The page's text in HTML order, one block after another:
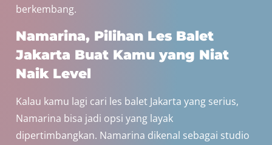
berkembang.
Namarina, Pilihan Les Balet
Jakarta Buat Kamu yang Niat
Naik Level
Kalau kamu lagi cari les balet Jakarta yang serius,
Namarina bisa jadi opsi yang layak
dipertimbangkan. Namarina dikenal sebagai studio